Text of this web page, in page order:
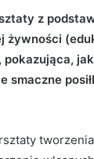
z
żywności
pokazująca,
smaczne